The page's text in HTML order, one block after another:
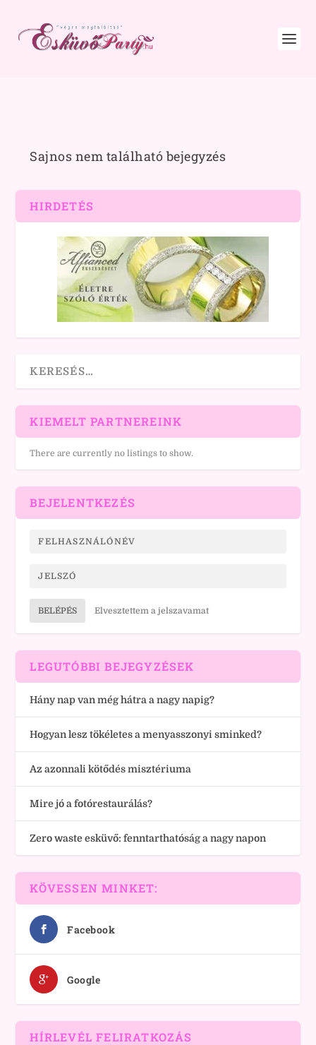
Sajnos nem található bejegyzés
HIRDETÉS
KIEMELT PARTNEREINK
There are currently no listings to show.
BEJELENTKEZÉS
BELÉPÉS Elvesztettem a jelszavamat
LEGUTÓBBI BEJEGYZÉSEK
Hány nap van még hátra a nagy napig?
Hogyan lesz tökéletes a menyasszonyi sminked?
Az azonnali kötődés misztériuma
Mire jó a fotórestaurálás?
Zero waste esküvő: fenntarthatóság a nagy napon
KÖVESSEN MINKET:
Facebook
Google
HÍRLEVÉL FELIRATKOZÁS